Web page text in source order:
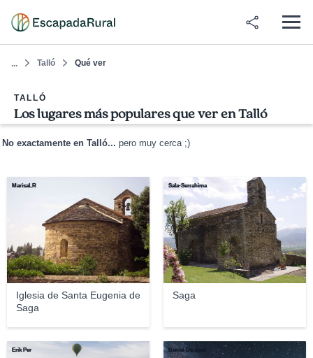
... Talló Qué ver
TALLÓ
Los lugares más populares que ver en Talló
No exactamente en Talló... pero muy cerca ;)
Iglesia de Santa Eugenia de
Saga
MarisaLR
Saga
Sala-Serrahima
Erik Per Daniel De Jose